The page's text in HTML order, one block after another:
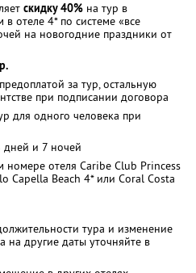
скидку 40% на тур в
отеле 4* по системе «все
на новогодние праздники от
за тур, остальную
при подписании договора
для одного человека при
дней и 7 ночей
номере отеля Caribe Club Princess
Capella Beach 4* или Coral Costa
тура и изменение
на другие даты уточняйте в